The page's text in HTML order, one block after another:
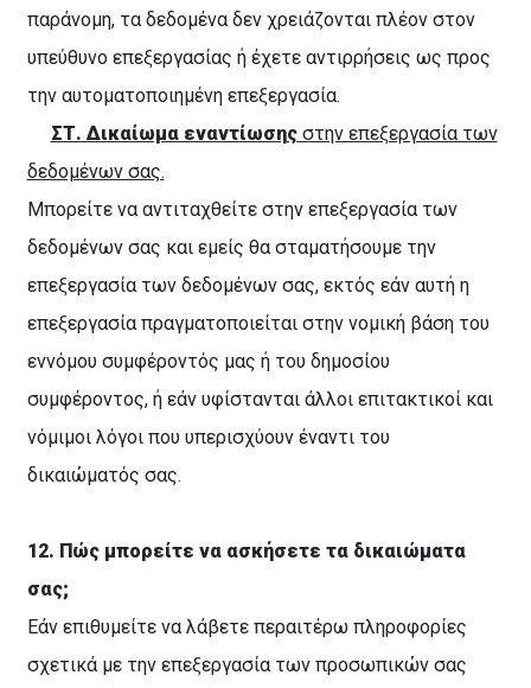
παράνομη, τα δεδομένα δεν χρειάζονται πλέον στον
υπεύθυνο επεξεργασίας ή έχετε αντιρρήσεις ως προς
την αυτοματοποιημένη επεξεργασία.
ΣΤ. Δικαίωμα εναντίωσηςστην επεξεργασία των
δεδομένων σας.
Μπορείτε να αντιταχθείτε στην επεξεργασία των
δεδομένων σας και εμείς θα σταματήσουμε την
επεξεργασία των δεδομένων σας, εκτός εάν αυτή η
επεξεργασία πραγματοποιείται στην νομική βάση του
εννόμου συμφέροντός μας ή του δημοσίου
συμφέροντος, ή εάν υφίστανται άλλοι επιτακτικοί και
νόμιμοι λόγοι που υπερισχύουν έναντι του
δικαιώματός σας.
12. Πώς μπορείτε να ασκήσετε τα δικαιώματα
σας;
Εάν επιθυμείτε να λάβετε περαιτέρω πληροφορίες
σχετικά με την επεξεργασία των προσωπικών σας